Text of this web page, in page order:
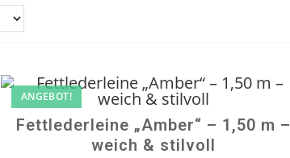
ANGEBOT!
Fettlederleine „Amber“ – 1,50 m –
weich & stilvoll